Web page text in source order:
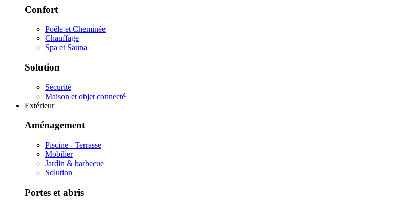
Confort
Poêle et Cheminée
Chauffage
Spa et Sauna
Solution
Sécurité
Maison et objet connecté
Extérieur
Aménagement
Piscine - Terrasse
Mobilier
Jardin & barbecue
Solution
Portes et abris